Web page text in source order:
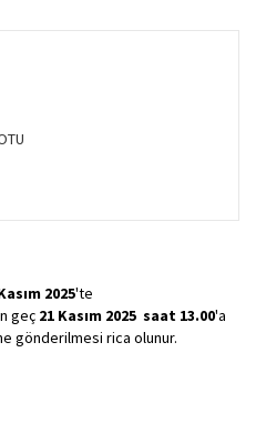
2025'te
geç 21 Kasım 2025 saat 13.00'a
gönderilmesi rica olunur.